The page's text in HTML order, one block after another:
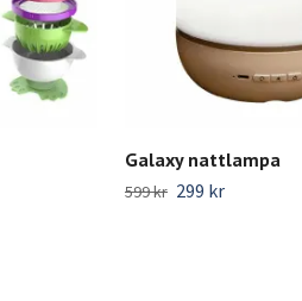
Galaxy nattlampa
599 kr 299 kr